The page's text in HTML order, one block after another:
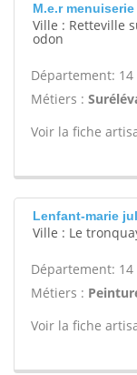
M.e.r menuiserie
Ville : Retteville
odon
Département: 14
Métiers :
Voir la fiche
Lenfant-marie
Ville : Le
Département: 14
Métiers :
Voir la fiche